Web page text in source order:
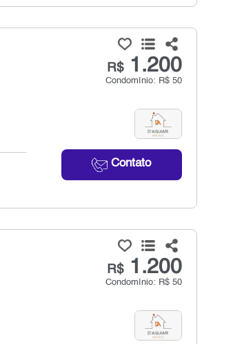
R$1.200
Condomínio: R$ 50
Contato
R$1.200
Condomínio: R$ 50